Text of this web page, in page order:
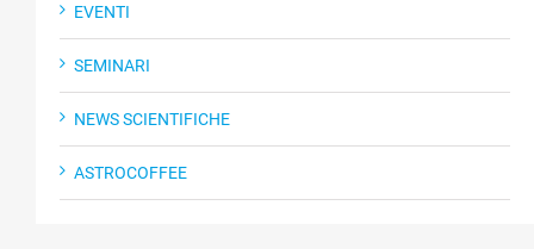
EVENTI
SEMINARI
NEWS SCIENTIFICHE
ASTROCOFFEE